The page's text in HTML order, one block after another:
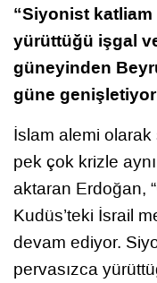
“Siyonist
yürüttüğü işgal
güneyinden
güne
İslam alemi olarak
pek çok krizle
aktaran Erdoğan,
Kudüs’teki İsrail
devam ediyor.
pervasızca